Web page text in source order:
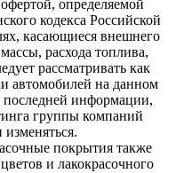
определяемой
кодекса Российской
касающиеся внешнего
расхода топлива,
рассматривать как
автомобилей на данном
последней информации,
группы компаний
покрытия также
и лакокрасочного